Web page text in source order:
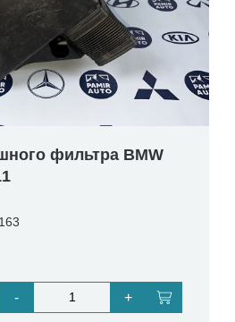
фильтра BMW
- +